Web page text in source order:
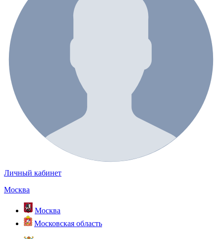
Личный кабинет
Москва
Москва
Московская область